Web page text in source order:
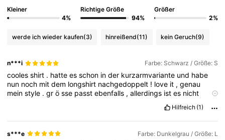
Kleiner
4%
Richtige Größe
94%
Größer
2%
werde ich wieder kaufen(3) hinreißend(11) kein Geruch(9)
n***i Farbe: Schwarz / Größe: S
coolesshirt . hatteesschon inder kurzarmvariante und habe
nun noch mitdem longshirt nachgedoppelt ! love it ,genau
meinstyle .grösse passtebenfalls ,allerdings istes nicht
Hilfreich (1)
s***e Farbe: Dunkelgrau / Größe: L